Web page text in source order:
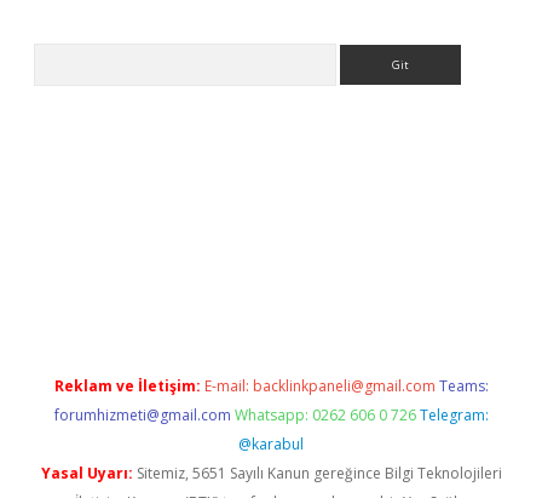
Reklam ve İletişim: E-mail: backlinkpaneli@gmail.com Teams:
forumhizmeti@gmail.com Whatsapp: 0262 606 0 726 Telegram:
@karabul
Yasal Uyarı: Sitemiz, 5651 Sayılı Kanun gereğince Bilgi Teknolojileri